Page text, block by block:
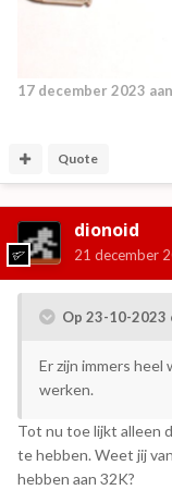
17 december 2023
Quote
dionoid
21 december
Op 23-10-2023
Er zijn immers heel
werken.
Tot nu toe lijkt alleen
te hebben. Weet jij
hebben aan 32K?